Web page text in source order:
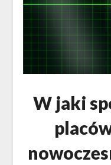
W jaki